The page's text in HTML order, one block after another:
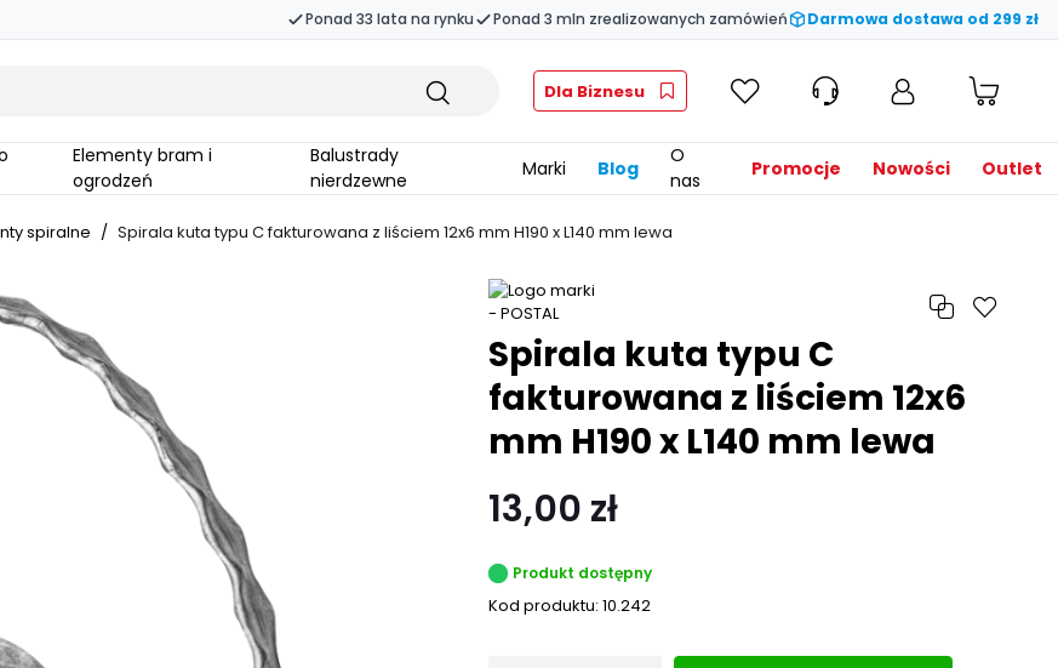
Ponad 33 lata na rynku Ponad 3 mln zrealizowanych zamówień Darmowa dostawa od 299 zł
Dla Biznesu
Elementy bram i
ogrodzeń
Balustrady
nierdzewne
Marki Blog
O
nas
Promocje Nowości Outlet
spiralne / Spirala kuta typu C fakturowana z liściem 12x6 mm H190 x L140 mm lewa
Spirala kuta typu C
fakturowana z liściem 12x6
mm H190 x L140 mm lewa
13,00 zł
Produkt dostępny
Kod produktu: 10.242